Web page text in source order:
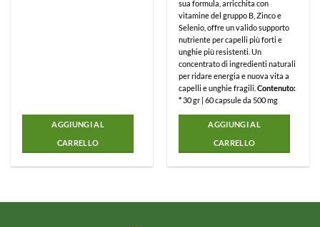
AGGIUNGI AL
CARRELLO
sua formula, arricchita con
vitamine del gruppo B, Zinco e
Selenio, offre un valido supporto
nutriente per capelli più forti e
unghie più resistenti. Un
concentrato di ingredienti naturali
per ridare energia e nuova vita a
capelli e unghie fragili.Contenuto:
*30 gr | 60 capsule da 500 mg
AGGIUNGI AL
CARRELLO